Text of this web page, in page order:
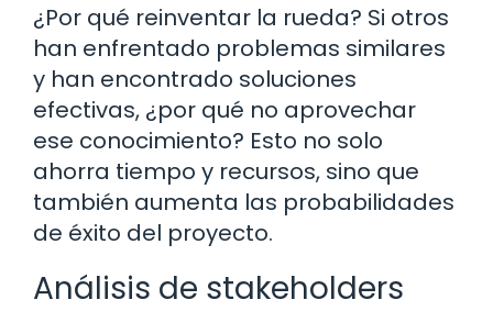
¿Por qué reinventar la rueda? Si otros
han enfrentado problemas similares
y han encontrado soluciones
efectivas, ¿por qué no aprovechar
ese conocimiento? Esto no solo
ahorra tiempo y recursos, sino que
también aumenta las probabilidades
de éxito del proyecto.
Análisis de stakeholders